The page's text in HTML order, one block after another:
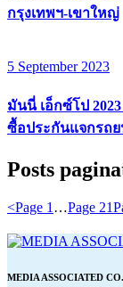
กรุงเทพฯ-เขาใหญ่
5 September 2023
มันนี่ เอ็กซ์โป
ซื้อประกันแจกรถย
Posts
<Page 1 …Page 21
MEDIA ASSOCIATED